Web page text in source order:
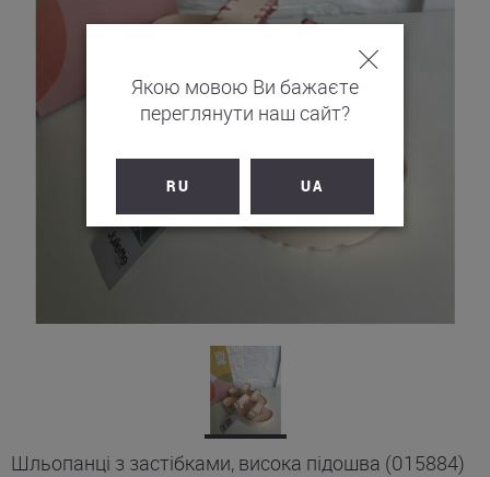
Шльопанці з застібками, висока підошва (015884)
Якою мовою Ви бажаєте
переглянути наш сайт?
RU UA